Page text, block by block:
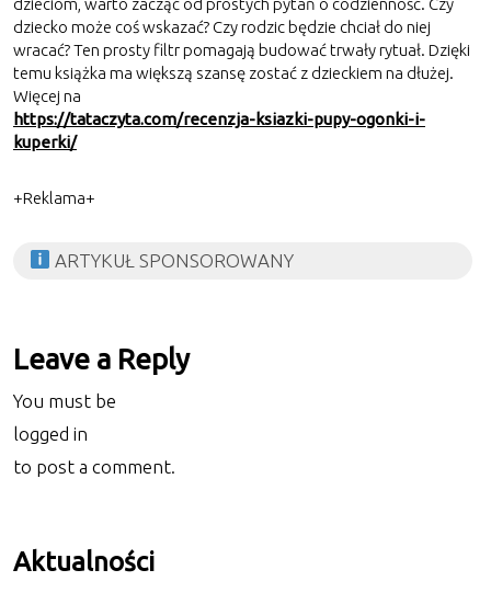
dziecko może coś wskazać? Czy rodzic będzie chciał do niej
wracać? Ten prosty filtr pomagają budować trwały rytuał. Dzięki
temu książka ma większą szansę zostać z dzieckiem na dłużej.
Więcej na
https://tataczyta.com/recenzja-ksiazki-pupy-ogonki-i-
kuperki/
+Reklama+
ARTYKUŁ SPONSOROWANY
Leave a Reply
You must be
logged in
to post a comment.
Aktualności